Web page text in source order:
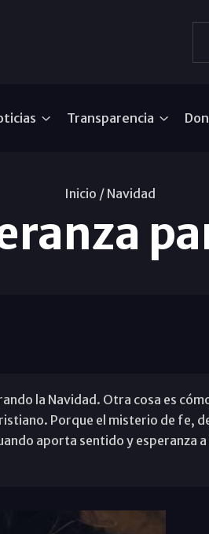
Transparencia
Inicio / Navidad
la Navidad. Otra cosa es
Porque el misterio de fe,
aporta sentido y esperanza a